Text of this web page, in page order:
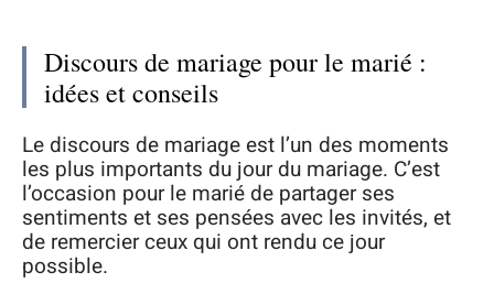
Discours de mariage pour le marié :
idées et conseils
Le discours de mariage est l’un des moments
les plus importants du jour du mariage. C’est
l’occasion pour le marié de partager ses
sentiments et ses pensées avec les invités, et
de remercier ceux qui ont rendu ce jour
possible.